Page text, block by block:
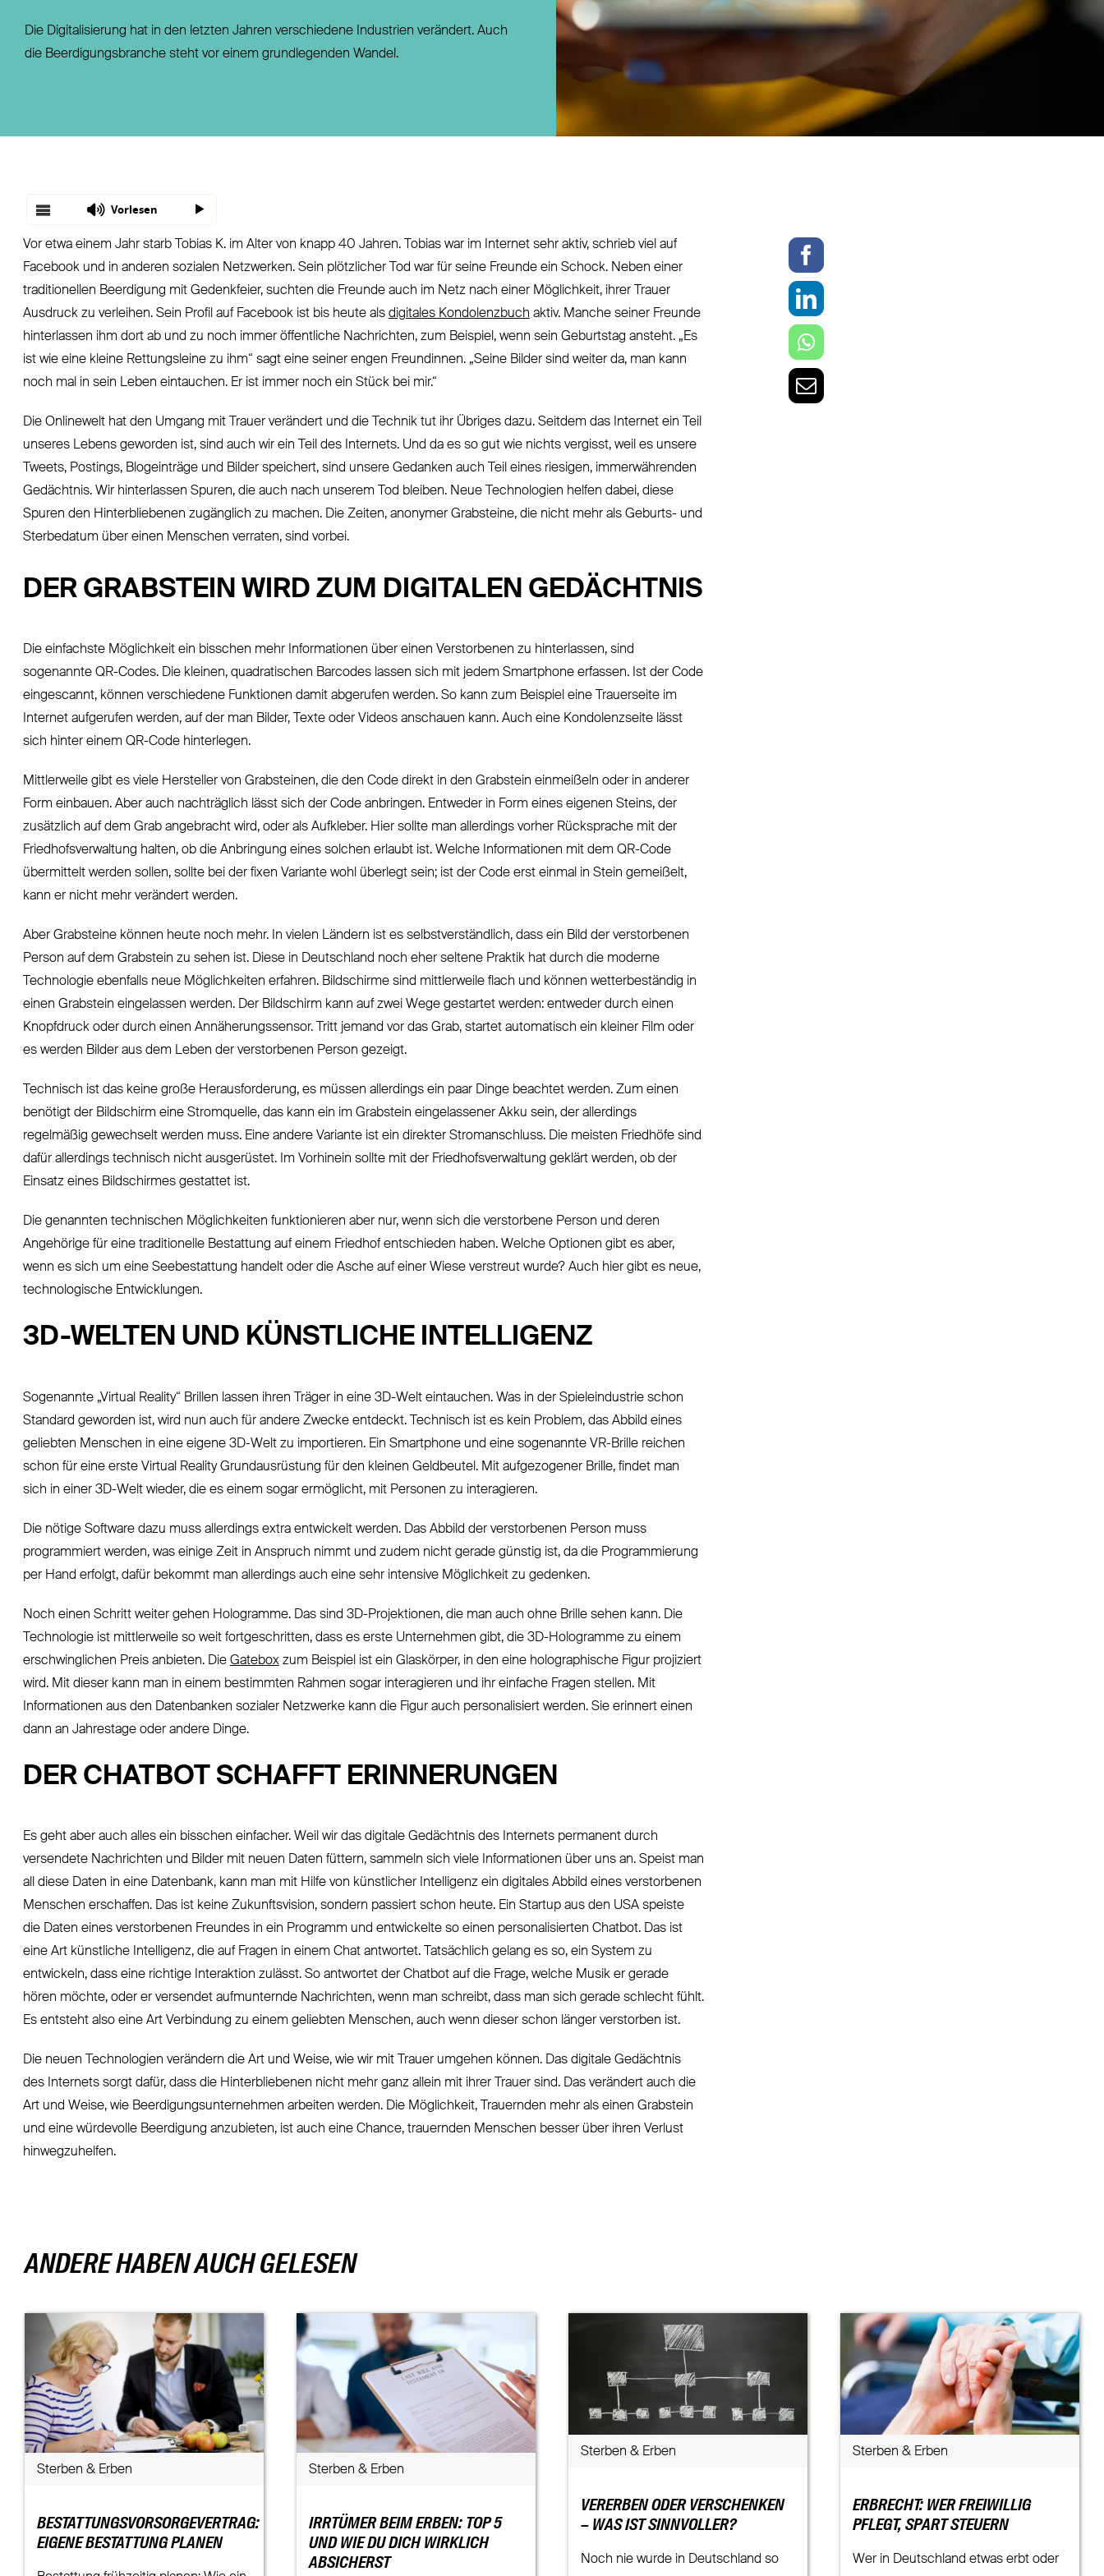
Basisrente / Rürup-Rente
Klassische Rentenversicherung
Direktversicherung
Pensionszusage
Unterstützungskasse
Die Digitalisierung hat in den letzten Jahren verschiedene Industrien verändert. Auch
die Beerdigungsbranche steht vor einem grundlegenden Wandel.
Vorlesen
Vor etwa einem Jahr starb Tobias K. im Alter von knapp 40 Jahren. Tobias war im Internet sehr aktiv, schrieb viel auf
Facebook und in anderen sozialen Netzwerken. Sein plötzlicher Tod war für seine Freunde ein Schock. Neben einer
traditionellen Beerdigung mit Gedenkfeier, suchten die Freunde auch im Netz nach einer Möglichkeit, ihrer Trauer
Ausdruck zu verleihen. Sein Profil auf Facebook ist bis heute als digitales Kondolenzbuch aktiv. Manche seiner Freunde
hinterlassen ihm dort ab und zu noch immer öffentliche Nachrichten, zum Beispiel, wenn sein Geburtstag ansteht. „Es
ist wie eine kleine Rettungsleine zu ihm“ sagt eine seiner engen Freundinnen. „Seine Bilder sind weiter da, man kann
noch mal in sein Leben eintauchen. Er ist immer noch ein Stück bei mir.“
Die Onlinewelt hat den Umgang mit Trauer verändert und die Technik tut ihr Übriges dazu. Seitdem das Internet ein Teil
unseres Lebens geworden ist, sind auch wir ein Teil des Internets. Und da es so gut wie nichts vergisst, weil es unsere
Tweets, Postings, Blogeinträge und Bilder speichert, sind unsere Gedanken auch Teil eines riesigen, immerwährenden
Gedächtnis. Wir hinterlassen Spuren, die auch nach unserem Tod bleiben. Neue Technologien helfen dabei, diese
Spuren den Hinterbliebenen zugänglich zu machen. Die Zeiten, anonymer Grabsteine, die nicht mehr als Geburts- und
Sterbedatum über einen Menschen verraten, sind vorbei.
DER GRABSTEIN WIRD ZUM DIGITALEN GEDÄCHTNIS
Die einfachste Möglichkeit ein bisschen mehr Informationen über einen Verstorbenen zu hinterlassen, sind
sogenannte QR-Codes. Die kleinen, quadratischen Barcodes lassen sich mit jedem Smartphone erfassen. Ist der Code
eingescannt, können verschiedene Funktionen damit abgerufen werden. So kann zum Beispiel eine Trauerseite im
Internet aufgerufen werden, auf der man Bilder, Texte oder Videos anschauen kann. Auch eine Kondolenzseite lässt
sich hinter einem QR-Code hinterlegen.
Mittlerweile gibt es viele Hersteller von Grabsteinen, die den Code direkt in den Grabstein einmeißeln oder in anderer
Form einbauen. Aber auch nachträglich lässt sich der Code anbringen. Entweder in Form eines eigenen Steins, der
zusätzlich auf dem Grab angebracht wird, oder als Aufkleber. Hier sollte man allerdings vorher Rücksprache mit der
Friedhofsverwaltung halten, ob die Anbringung eines solchen erlaubt ist. Welche Informationen mit dem QR-Code
übermittelt werden sollen, sollte bei der fixen Variante wohl überlegt sein; ist der Code erst einmal in Stein gemeißelt,
kann er nicht mehr verändert werden.
Aber Grabsteine können heute noch mehr. In vielen Ländern ist es selbstverständlich, dass ein Bild der verstorbenen
Person auf dem Grabstein zu sehen ist. Diese in Deutschland noch eher seltene Praktik hat durch die moderne
Technologie ebenfalls neue Möglichkeiten erfahren. Bildschirme sind mittlerweile flach und können wetterbeständig in
einen Grabstein eingelassen werden. Der Bildschirm kann auf zwei Wege gestartet werden: entweder durch einen
Knopfdruck oder durch einen Annäherungssensor. Tritt jemand vor das Grab, startet automatisch ein kleiner Film oder
es werden Bilder aus dem Leben der verstorbenen Person gezeigt.
Technisch ist das keine große Herausforderung, es müssen allerdings ein paar Dinge beachtet werden. Zum einen
benötigt der Bildschirm eine Stromquelle, das kann ein im Grabstein eingelassener Akku sein, der allerdings
regelmäßig gewechselt werden muss. Eine andere Variante ist ein direkter Stromanschluss. Die meisten Friedhöfe sind
dafür allerdings technisch nicht ausgerüstet. Im Vorhinein sollte mit der Friedhofsverwaltung geklärt werden, ob der
Einsatz eines Bildschirmes gestattet ist.
Die genannten technischen Möglichkeiten funktionieren aber nur, wenn sich die verstorbene Person und deren
Angehörige für eine traditionelle Bestattung auf einem Friedhof entschieden haben. Welche Optionen gibt es aber,
wenn es sich um eine Seebestattung handelt oder die Asche auf einer Wiese verstreut wurde? Auch hier gibt es neue,
technologische Entwicklungen.
3D-WELTEN UND KÜNSTLICHE INTELLIGENZ
Sogenannte „Virtual Reality“ Brillen lassen ihren Träger in eine 3D-Welt eintauchen. Was in der Spieleindustrie schon
Standard geworden ist, wird nun auch für andere Zwecke entdeckt. Technisch ist es kein Problem, das Abbild eines
geliebten Menschen in eine eigene 3D-Welt zu importieren. Ein Smartphone und eine sogenannte VR-Brille reichen
schon für eine erste Virtual Reality Grundausrüstung für den kleinen Geldbeutel. Mit aufgezogener Brille, findet man
sich in einer 3D-Welt wieder, die es einem sogar ermöglicht, mit Personen zu interagieren.
Die nötige Software dazu muss allerdings extra entwickelt werden. Das Abbild der verstorbenen Person muss
programmiert werden, was einige Zeit in Anspruch nimmt und zudem nicht gerade günstig ist, da die Programmierung
per Hand erfolgt, dafür bekommt man allerdings auch eine sehr intensive Möglichkeit zu gedenken.
Noch einen Schritt weiter gehen Hologramme. Das sind 3D-Projektionen, die man auch ohne Brille sehen kann. Die
Technologie ist mittlerweile so weit fortgeschritten, dass es erste Unternehmen gibt, die 3D-Hologramme zu einem
erschwinglichen Preis anbieten. Die Gateboxzum Beispiel ist ein Glaskörper, in den eine holographische Figur projiziert
wird. Mit dieser kann man in einem bestimmten Rahmen sogar interagieren und ihr einfache Fragen stellen. Mit
Informationen aus den Datenbanken sozialer Netzwerke kann die Figur auch personalisiert werden. Sie erinnert einen
dann an Jahrestage oder andere Dinge.
DER CHATBOT SCHAFFT ERINNERUNGEN
Es geht aber auch alles ein bisschen einfacher. Weil wir das digitale Gedächtnis des Internets permanent durch
versendete Nachrichten und Bilder mit neuen Daten füttern, sammeln sich viele Informationen über uns an. Speist man
all diese Daten in eine Datenbank, kann man mit Hilfe von künstlicher Intelligenz ein digitales Abbild eines verstorbenen
Menschen erschaffen. Das ist keine Zukunftsvision, sondern passiert schon heute. Ein Startup aus den USA speiste
die Daten eines verstorbenen Freundes in ein Programm und entwickelte so einen personalisierten Chatbot. Das ist
eine Art künstliche Intelligenz, die auf Fragen in einem Chat antwortet. Tatsächlich gelang es so, ein System zu
entwickeln, dass eine richtige Interaktion zulässt. So antwortet der Chatbot auf die Frage, welche Musik er gerade
hören möchte, oder er versendet aufmunternde Nachrichten, wenn man schreibt, dass man sich gerade schlecht fühlt.
Es entsteht also eine Art Verbindung zu einem geliebten Menschen, auch wenn dieser schon länger verstorben ist.
Die neuen Technologien verändern die Art und Weise, wie wir mit Trauer umgehen können. Das digitale Gedächtnis
des Internets sorgt dafür, dass die Hinterbliebenen nicht mehr ganz allein mit ihrer Trauer sind. Das verändert auch die
Art und Weise, wie Beerdigungsunternehmen arbeiten werden. Die Möglichkeit, Trauernden mehr als einen Grabstein
und eine würdevolle Beerdigung anzubieten, ist auch eine Chance, trauernden Menschen besser über ihren Verlust
hinwegzuhelfen.
ANDERE HABEN AUCH GELESEN
Sterben & Erben
BESTATTUNGSVORSORGEVERTRAG:
EIGENE BESTATTUNG PLANEN
Sterben & Erben
IRRTÜMER BEIM ERBEN: TOP 5
UND WIE DU DICH WIRKLICH
ABSICHERST
Sterben & Erben
VERERBEN ODER VERSCHENKEN
– WAS IST SINNVOLLER?
Noch nie wurde in Deutschland so
Sterben & Erben
ERBRECHT: WER FREIWILLIG
PFLEGT, SPART STEUERN
Wer in Deutschland etwas erbt oder